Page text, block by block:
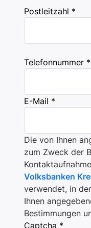
Postleitzahl *
Telefonnummer *
E-Mail *
Die von Ihnen
zum Zweck der
Volksbanken
verwendet, in
Ihnen
Bestimmungen
Captcha *